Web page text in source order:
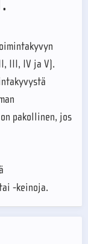
III, IV ja V).
pakollinen, jos
-keinoja.